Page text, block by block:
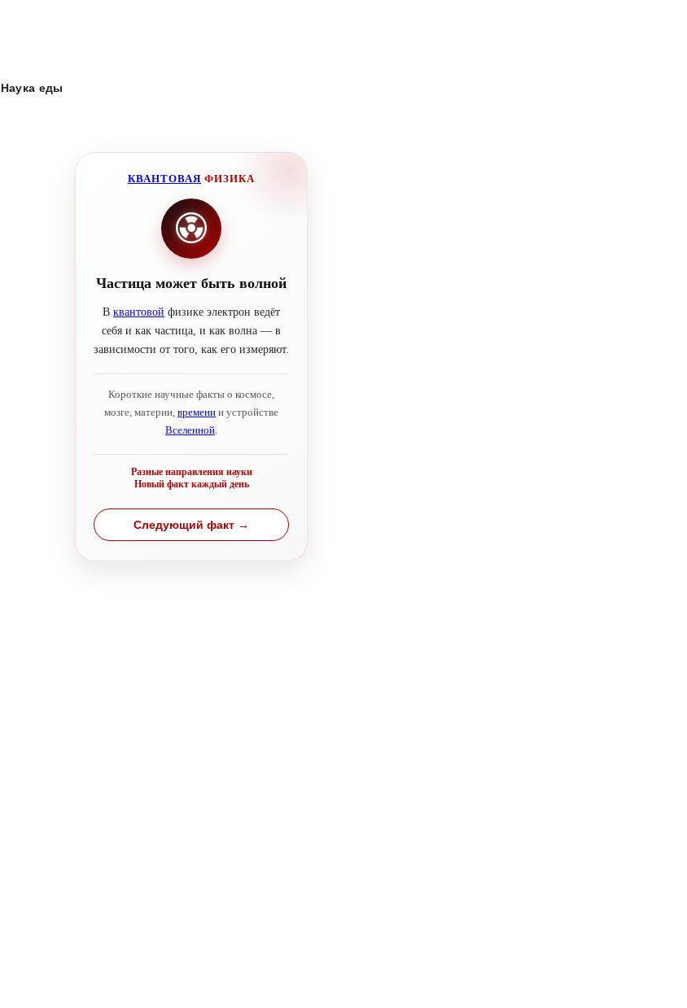
Наука еды
КВАНТОВАЯ ФИЗИКА
Частица может быть волной
В квантовой физике электрон ведёт
себя и как частица, и как волна — в
зависимости от того, как его измеряют.
Короткие научные факты о космосе,
мозге, материи, времени и устройстве
Вселенной.
Разные направления науки
Новый факт каждый день
Следующий факт →